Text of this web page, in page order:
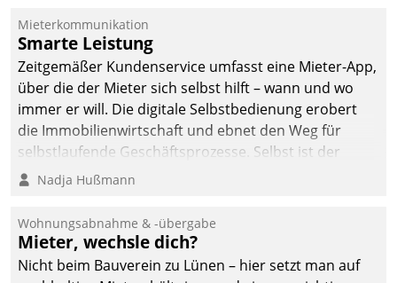
Mieterkommunikation
Smarte Leistung
Zeitgemäßer Kundenservice umfasst eine Mieter-App,
über die der Mieter sich selbst hilft – wann und wo
immer er will. Die digitale Selbstbedienung erobert
die Immobilienwirtschaft und ebnet den Weg für
selbstlaufende Geschäftsprozesse. Selbst ist der
Kunde und smart der Serviceanbieter.
Nadja Hußmann
Wohnungsabnahme & -übergabe
Mieter, wechsle dich?
Nicht beim Bauverein zu Lünen – hier setzt man auf